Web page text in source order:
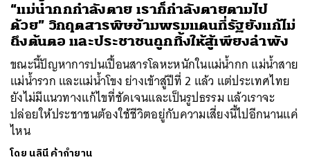
“แม่น้ำกกกำลังตาย เราก็กำลังตายตามไป
ด้วย” วิกฤตสารพิษข้ามพรมแดนที่รัฐยังแก้ไม่
ถึงต้นตอ และประชาชนถูกทิ้งให้สู้เพียงลำพัง
ขณะนี้ปัญหาการปนเปื้อนสารโลหะหนักในแม่น้ำกก แม่น้ำสาย
แม่น้ำรวก และแม่น้ำโขง ย่างเข้าสู่ปีที่ 2 แล้ว แต่ประเทศไทย
ยังไม่มีแนวทางแก้ไขที่ชัดเจนและเป็นรูปธรรม แล้วเราจะ
ปล่อยให้ประชาชนต้องใช้ชีวิตอยู่กับความเสี่ยงนี้ไปอีกนานแค่
ไหน
โดย นลินี ค้ากำยาน